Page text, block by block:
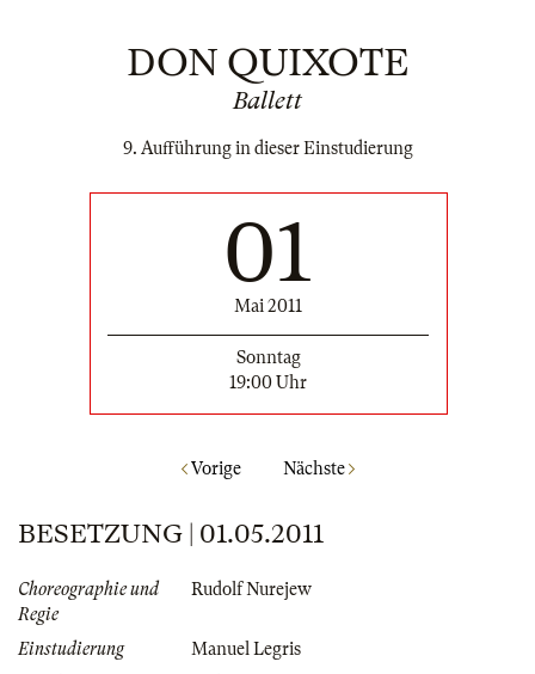
DON QUIXOTE
Ballett
9. Aufführung in dieser Einstudierung
01
Mai 2011
Sonntag
19:00 Uhr
Vorige Nächste
BESETZUNG | 01.05.2011
Choreographie und
Regie
Rudolf Nurejew
Einstudierung
Manuel Legris